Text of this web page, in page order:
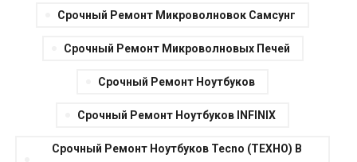
Срочный Ремонт Микроволновок Самсунг
Срочный Ремонт Микроволновых Печей
Срочный Ремонт Ноутбуков
Срочный Ремонт Ноутбуков INFINIX
Срочный Ремонт Ноутбуков Tecno (ТЕХНО) В